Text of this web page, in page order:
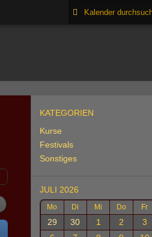
KATEGORIEN
Kurse
Festivals
Sonstiges
JULI 2026
Mo Di Mi Do Fr
29 30 1 2 3